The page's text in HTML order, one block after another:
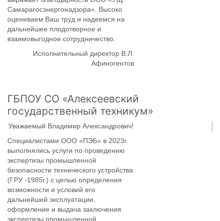
Самарагосэнергонадзора». Высоко
оцениваем Ваш труд и надеемся на
дальнейшее плодотворное и
взаимовыгодное сотрудничество.
Исполнительный директор В.Л.
Афиногентов
ГБПОУ СО «Алексеевский
государственный техникум»
Уважаемый Владимир Александрович!
Специалистами ООО «ПЭБ» в 2023г.
выполнялись услуги по проведению
экспертизы промышленной
безопасности технического устройства
(ГРУ -1985г.) с целью определения
возможности и условий его
дальнейшей эксплуатации,
оформление и выдача заключения
экспертизы промышленной